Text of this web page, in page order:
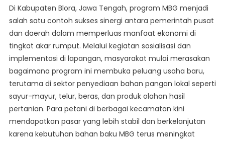
Di Kabupaten Blora, Jawa Tengah, program MBG menjadi
salah satu contoh sukses sinergi antara pemerintah pusat
dan daerah dalam memperluas manfaat ekonomi di
tingkat akar rumput. Melalui kegiatan sosialisasi dan
implementasi di lapangan, masyarakat mulai merasakan
bagaimana program ini membuka peluang usaha baru,
terutama di sektor penyediaan bahan pangan lokal seperti
sayur-mayur, telur, beras, dan produk olahan hasil
pertanian. Para petani di berbagai kecamatan kini
mendapatkan pasar yang lebih stabil dan berkelanjutan
karena kebutuhan bahan baku MBG terus meningkat